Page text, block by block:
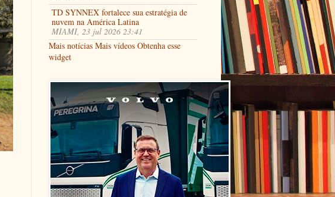
TD SYNNEX fortalece sua estratégia de
nuvem na América Latina
MIAMI, 23 jul 2026 23:41
Mais notícias Mais vídeos Obtenha esse
widget